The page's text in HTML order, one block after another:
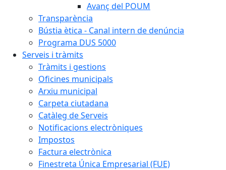
Avanç del POUM
Transparència
Bústia ètica - Canal intern de denúncia
Programa DUS 5000
Serveis i tràmits
Tràmits i gestions
Oficines municipals
Arxiu municipal
Carpeta ciutadana
Catàleg de Serveis
Notificacions electròniques
Impostos
Factura electrònica
Finestreta Única Empresarial (FUE)